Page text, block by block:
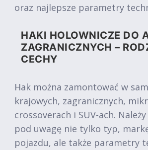
oraz najlepsze parametry
HAKI HOLOWNICZE DO
ZAGRANICZNYCH –
CECHY
Hak można zamontować w
krajowych, zagranicznych,
crossoverach i SUV-ach.
pod uwagę nie tylko typ,
pojazdu, ale także parametry